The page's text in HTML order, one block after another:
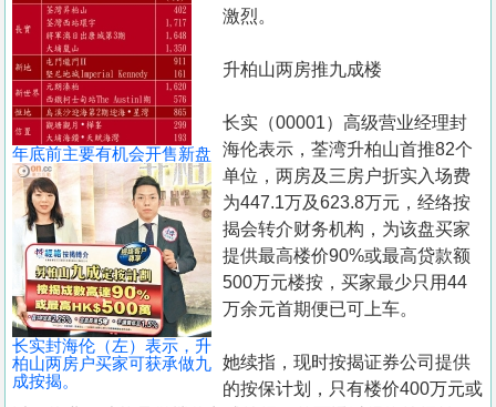
年底前主要有机会开售新盘
长实封海伦（左）表示，升
柏山两房户买家可获承做九
成按揭。
激烈。
升柏山两房推九成楼
长实（00001）高级营业经理封
海伦表示，荃湾升柏山首推82个
单位，两房及三房户折实入场费
为447.1万及623.8万元，经络按
揭会转介财务机构，为该盘买家
提供最高楼价90%或最高贷款额
500万元楼按，买家最少只用44
万余元首期便已可上车。
她续指，现时按揭证券公司提供
的按保计划，只有楼价400万元或